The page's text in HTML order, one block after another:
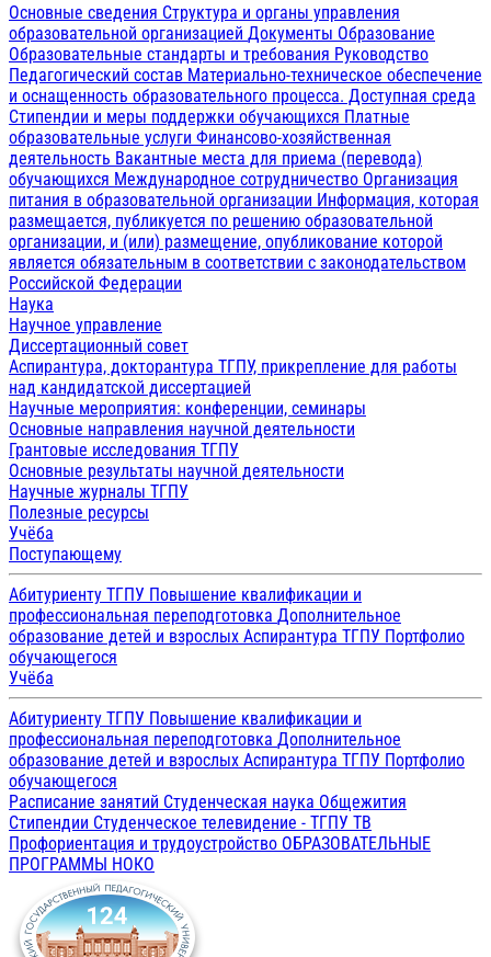
Основные сведения Структура и органы управления
образовательной организацией Документы Образование
Образовательные стандарты и требования Руководство
Педагогический состав Материально-техническое обеспечение
и оснащенность образовательного процесса. Доступная среда
Стипендии и меры поддержки обучающихся Платные
образовательные услуги Финансово-хозяйственная
деятельность Вакантные места для приема (перевода)
обучающихся Международное сотрудничество Организация
питания в образовательной организации Информация, которая
размещается, публикуется по решению образовательной
организации, и (или) размещение, опубликование которой
является обязательным в соответствии с законодательством
Российской Федерации
Наука
Научное управление
Диссертационный совет
Аспирантура, докторантура ТГПУ, прикрепление для работы
над кандидатской диссертацией
Научные мероприятия: конференции, семинары
Основные направления научной деятельности
Грантовые исследования ТГПУ
Основные результаты научной деятельности
Научные журналы ТГПУ
Полезные ресурсы
Учёба
Поступающему
Абитуриенту ТГПУ Повышение квалификации и
профессиональная переподготовка Дополнительное
образование детей и взрослых Аспирантура ТГПУ Портфолио
обучающегося
Учёба
Абитуриенту ТГПУ Повышение квалификации и
профессиональная переподготовка Дополнительное
образование детей и взрослых Аспирантура ТГПУ Портфолио
обучающегося
Расписание занятий Студенческая наука Общежития
Стипендии Студенческое телевидение - ТГПУ ТВ
Профориентация и трудоустройство ОБРАЗОВАТЕЛЬНЫЕ
ПРОГРАММЫ НОКО